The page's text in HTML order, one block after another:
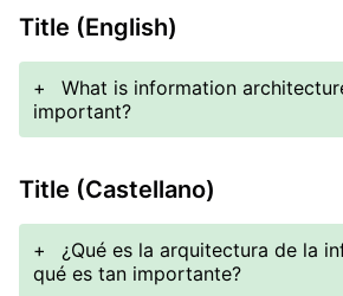
Title (English)
+
What is information
important?
Title (Castellano)
+
¿Qué es la arquitectura de la
qué es tan importante?